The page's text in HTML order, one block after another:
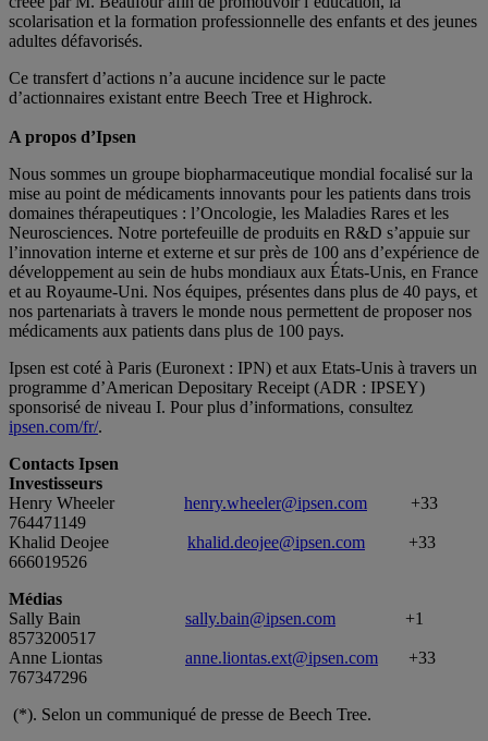
scolarisation et la formation professionnelle des enfants et des jeunes
adultes défavorisés.
Ce transfert d’actions n’a aucune incidence sur le pacte
d’actionnaires existant entre Beech Tree et Highrock.
A propos d’Ipsen
Nous sommes un groupe biopharmaceutique mondial focalisé sur la
mise au point de médicaments innovants pour les patients dans trois
domaines thérapeutiques : l’Oncologie, les Maladies Rares et les
Neurosciences. Notre portefeuille de produits en R&D s’appuie sur
l’innovation interne et externe et sur près de 100 ans d’expérience de
développement au sein de hubs mondiaux aux États-Unis, en France
et au Royaume-Uni. Nos équipes, présentes dans plus de 40 pays, et
nos partenariats à travers le monde nous permettent de proposer nos
médicaments aux patients dans plus de 100 pays.
Ipsen est coté à Paris (Euronext : IPN) et aux Etats-Unis à travers un
programme d’American Depositary Receipt (ADR : IPSEY)
sponsorisé de niveau I. Pour plus d’informations, consultez
ipsen.com/fr/.
Contacts Ipsen
Investisseurs
Henry Wheeler henry.wheeler@ipsen.com +33
764471149
Khalid Deojee khalid.deojee@ipsen.com +33
666019526
Médias
Sally Bain sally.bain@ipsen.com +1
8573200517
Anne Liontas anne.liontas.ext@ipsen.com +33
767347296
(*). Selon un communiqué de presse de Beech Tree.